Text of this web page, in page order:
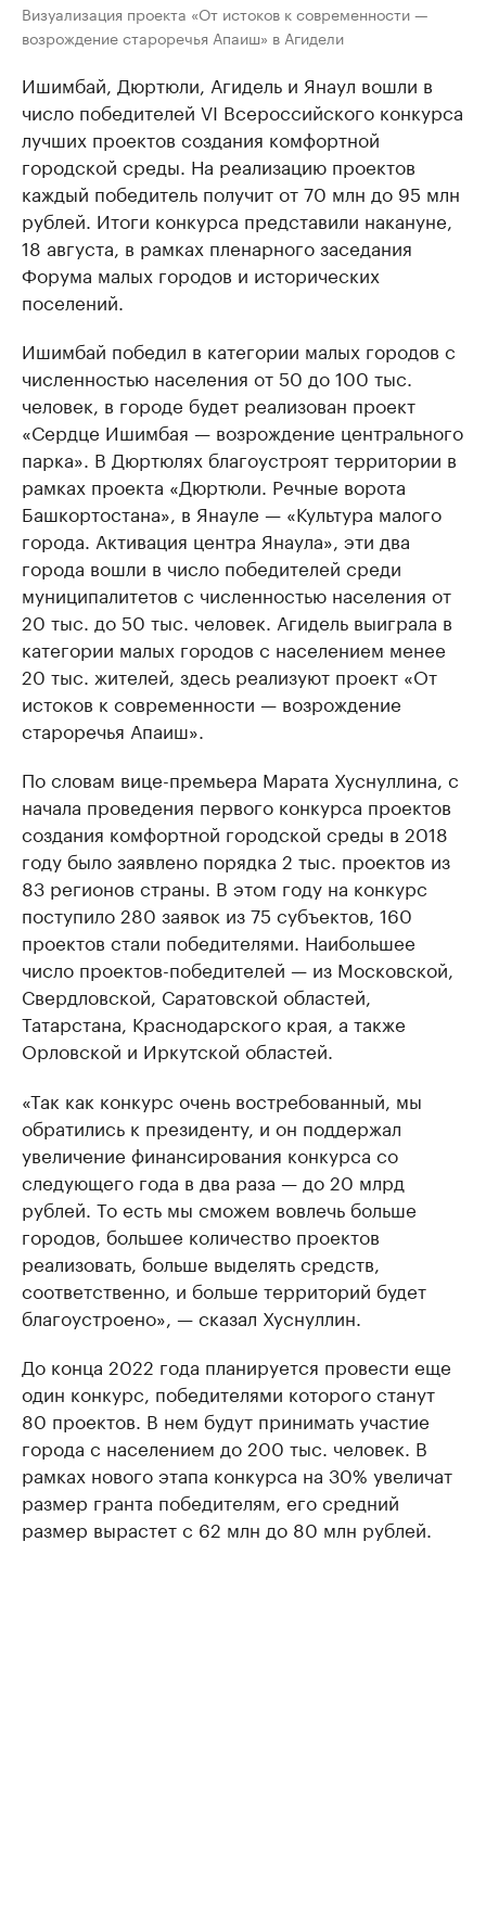
Визуализация проекта «От истоков к современности —
возрождение староречья Апаиш» в Агидели
Ишимбай, Дюртюли, Агидель и Янаул вошли в
число победителей VI Всероссийского конкурса
лучших проектов создания комфортной
городской среды. На реализацию проектов
каждый победитель получит от 70 млн до 95 млн
рублей. Итоги конкурса представили накануне,
18 августа, в рамках пленарного заседания
Форума малых городов и исторических
поселений.
Ишимбай победил в категории малых городов с
численностью населения от 50 до 100 тыс.
человек, в городе будет реализован проект
«Сердце Ишимбая — возрождение центрального
парка». В Дюртюлях благоустроят территории в
рамках проекта «Дюртюли. Речные ворота
Башкортостана», в Янауле — «Культура малого
города. Активация центра Янаула», эти два
города вошли в число победителей среди
муниципалитетов с численностью населения от
20 тыс. до 50 тыс. человек. Агидель выиграла в
категории малых городов с населением менее
20 тыс. жителей, здесь реализуют проект «От
истоков к современности — возрождение
староречья Апаиш».
По словам вице-премьера Марата Хуснуллина, с
начала проведения первого конкурса проектов
создания комфортной городской среды в 2018
году было заявлено порядка 2 тыс. проектов из
83 регионов страны. В этом году на конкурс
поступило 280 заявок из 75 субъектов, 160
проектов стали победителями. Наибольшее
число проектов-победителей — из Московской,
Свердловской, Саратовской областей,
Татарстана, Краснодарского края, а также
Орловской и Иркутской областей.
«Так как конкурс очень востребованный, мы
обратились к президенту, и он поддержал
увеличение финансирования конкурса со
следующего года в два раза — до 20 млрд
рублей. То есть мы сможем вовлечь больше
городов, большее количество проектов
реализовать, больше выделять средств,
соответственно, и больше территорий будет
благоустроено», — сказал Хуснуллин.
До конца 2022 года планируется провести еще
один конкурс, победителями которого станут
80 проектов. В нем будут принимать участие
города с населением до 200 тыс. человек. В
рамках нового этапа конкурса на 30% увеличат
размер гранта победителям, его средний
размер вырастет с 62 млн до 80 млн рублей.